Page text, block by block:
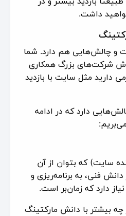
داشت.
و چالش‌هایی هم دارد. شما
شرکت‌های بزرگ همکاری
دارید مثل سایت با بازدید
دارد که در ادامه
سایت) که بتوان از آن
فنی، به برنامه‌ریزی و
دارد که زمان‌بر است.
چه بیشتر با دانش مارکتینگ